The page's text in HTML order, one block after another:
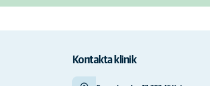
Kontakta klinik